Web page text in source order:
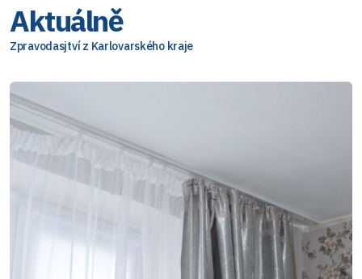
Aktuálně
Zpravodasjtví z Karlovarského kraje